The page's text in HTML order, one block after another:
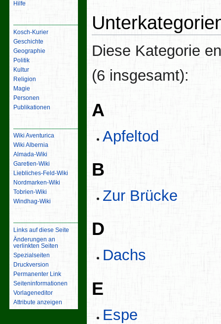
Diese Kategorie
(6 insgesamt):
A
Apfeltod
B
Zur Brücke
D
Dachs
E
Espe
Hilfe
Kosch-Kurier
Geschichte
Geographie
Politik
Kultur
Religion
Magie
Personen
Publikationen
Wiki Aventurica
Wiki Albernia
Almada-Wiki
Garetien-Wiki
Liebliches-Feld-Wiki
Nordmarken-Wiki
Tobrien-Wiki
Windhag-Wiki
Links auf diese Seite
Änderungen an
verlinkten Seiten
Spezialseiten
Druckversion
Permanenter Link
Seiten­­informationen
Vorlageneditor
Attribute anzeigen